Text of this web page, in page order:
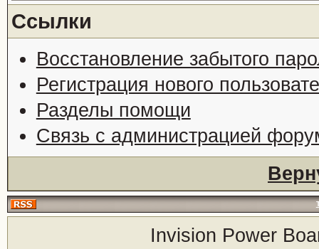
Ссылки
Восстановление забытого
Регистрация нового
Разделы помощи
Связь с администрацией
Invision Power